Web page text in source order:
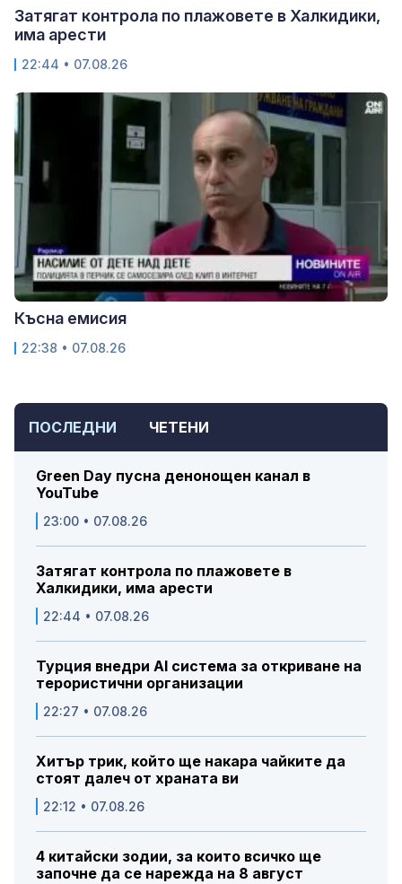
ПОСЛЕДНИ ЧЕТЕНИ
Green Day пусна денонощен канал в
YouTube
23:00 • 07.08.26
Затягат контрола по плажовете в
Халкидики, има арести
22:44 • 07.08.26
Турция внедри AI система за откриване на
терористични организации
22:27 • 07.08.26
Хитър трик, който ще накара чайките да
стоят далеч от храната ви
22:12 • 07.08.26
4 китайски зодии, за които всичко ще
започне да се нарежда на 8 август
Затягат контрола по плажовете в Халкидики,
има арести
22:44 • 07.08.26
Късна емисия
22:38 • 07.08.26